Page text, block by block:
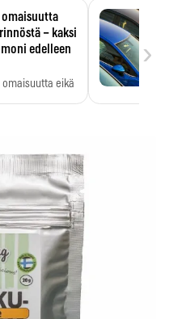
– kaksi
edelleen
eikä
›